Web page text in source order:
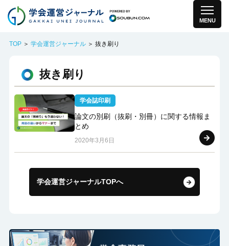
MENU
TOP＞ 学会運営ジャーナル＞ 抜き刷り
抜き刷り
学会誌印刷
論文の別刷（抜刷・別冊）に関する情報ま
とめ
2020年3月6日
学会運営ジャーナルTOPへ